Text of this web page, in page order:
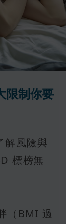
限制你要
解風險與
標榜無
（BMI 過